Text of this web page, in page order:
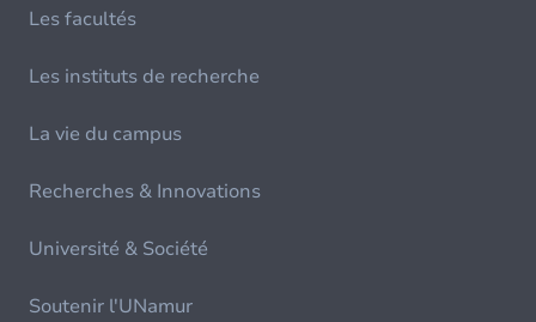
Les facultés
Les instituts de recherche
La vie du campus
Recherches & Innovations
Université & Société
Soutenir l'UNamur